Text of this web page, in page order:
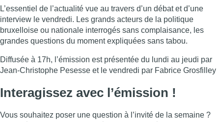
L’essentiel de l’actualité vue au travers d’un débat et d’une
interview le vendredi. Les grands acteurs de la politique
bruxelloise ou nationale interrogés sans complaisance, les
grandes questions du moment expliquées sans tabou.
Diffusée à 17h, l’émission est présentée du lundi au jeudi par
Jean-Christophe Pesesse et le vendredi par Fabrice Grosfilley
Interagissez avec l’émission !
Vous souhaitez poser une question à l’invité de la semaine ?